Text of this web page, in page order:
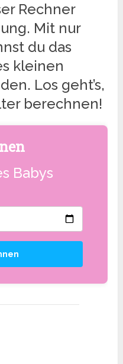
Rechner
Mit nur
du das
kleinen
Los geht’s,
berechnen!
Babys